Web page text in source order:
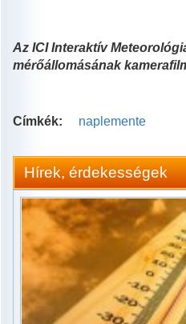
Az ICI Interaktív
mérőállomásának
Címkék: naplemente
Hírek, érdekességek